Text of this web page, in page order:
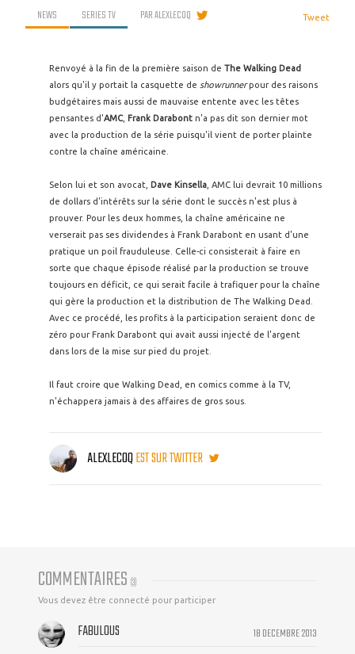
NEWS SERIES TV PARALEXLECOQ Tweet
Renvoyé à la fin de la première saison de The Walking Dead
alors qu'il y portait la casquette de showrunnerpour des raisons
budgétaires mais aussi de mauvaise entente avec les têtes
pensantes d'AMC Frank Darabont n'a pas dit son dernier mot
avec la production de la série puisqu'il vient de porter plainte
contre la chaîne américaine.
Selon lui et son avocat, Dave Kinsella , AMC lui devrait 10 millions
de dollars d'intérêts sur la série dont le succès n'est plus à
prouver. Pour les deux hommes, la chaîne américaine ne
verserait pas ses dividendes à Frank Darabont en usant d'une
pratique un poil frauduleuse. Celle-ci consisterait à faire en
sorte que chaque épisode réalisé par la production se trouve
toujours en déficit, ce qui serait facile à trafiquer pour la chaîne
qui gère la production et la distribution de The Walking Dead.
Avec ce procédé, les profits à la participation seraient donc de
zéro pour Frank Darabont qui avait aussi injecté de l'argent
dans lors de la mise sur pied du projet.
Il faut croire que Walking Dead, en comics comme à la TV,
n'échappera jamais à des affaires de gros sous.
ALEXLECOQEST SUR TWITTER
COMMENTAIRES (3)
Vous devez être connecté pour participer
18 DECEMBRE 2013
FABULOUS